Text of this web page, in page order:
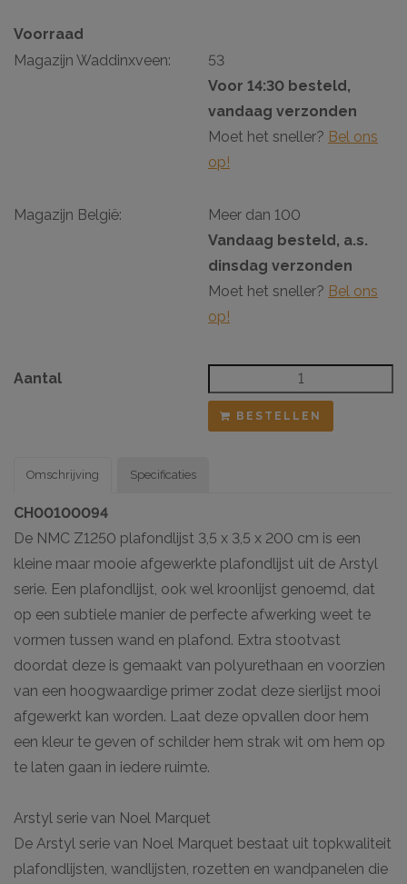
Voorraad
Magazijn Waddinxveen:
53
Voor 14:30 besteld,
vandaag verzonden
Moet het sneller? Bel ons
op!
Magazijn België:
Meer dan 100
Vandaag besteld, a.s.
dinsdag verzonden
Moet het sneller? Bel ons
op!
Aantal
BESTELLEN
Omschrijving
CH00100094
De NMC Z1250 plafondlijst 3,5 x 3,5 x 200 cm is een
kleine maar mooie afgewerkte plafondlijst uit de Arstyl
serie. Een plafondlijst, ook wel kroonlijst genoemd, dat
op een subtiele manier de perfecte afwerking weet te
vormen tussen wand en plafond. Extra stootvast
doordat deze is gemaakt van polyurethaan en voorzien
van een hoogwaardige primer zodat deze sierlijst mooi
afgewerkt kan worden. Laat deze opvallen door hem
een kleur te geven of schilder hem strak wit om hem op
te laten gaan in iedere ruimte.
Arstyl serie van Noel Marquet
De Arstyl serie van Noel Marquet bestaat uit topkwaliteit
plafondlijsten, wandlijsten, rozetten en wandpanelen die
Specificaties